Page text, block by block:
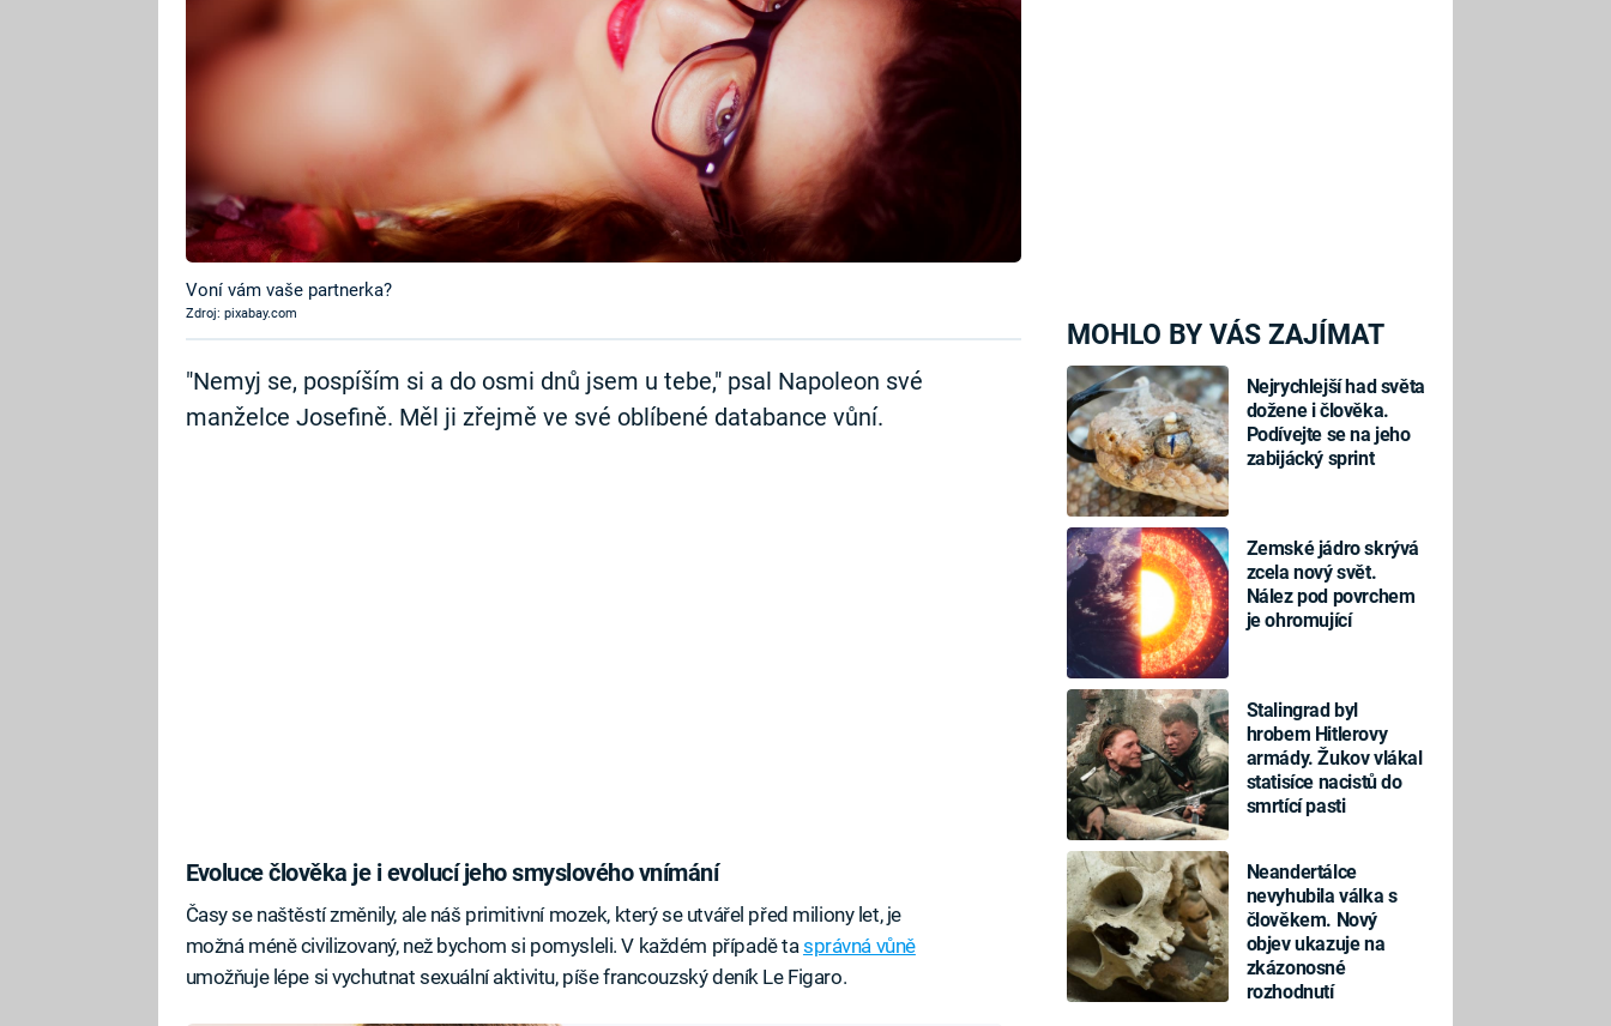
MOHLO BY VÁS ZAJÍMAT
Nejrychlejší had světa
dožene i člověka.
Podívejte se na jeho
zabijácký sprint
Zemské jádro skrývá
zcela nový svět.
Nález pod povrchem
je ohromující
Stalingrad byl
hrobem Hitlerovy
armády. Žukov vlákal
statisíce nacistů do
smrtící pasti
Neandertálce
nevyhubila válka s
člověkem. Nový
objev ukazuje na
zkázonosné
rozhodnutí
Voní vám vaše partnerka?
Zdroj: pixabay.com
"Nemyj se, pospíším si a do osmi dnů jsem u tebe," psal Napoleon své
manželce Josefině. Měl ji zřejmě ve své oblíbené databance vůní.
Evoluce člověka je i evolucí jeho smyslového vnímání
Časy se naštěstí změnily, ale náš primitivní mozek, který se utvářel před miliony let, je
možná méně civilizovaný, než bychom si pomysleli. V každém případě tasprávná vůně
umožňuje lépe si vychutnat sexuální aktivitu, píše francouzský deník Le Figaro.